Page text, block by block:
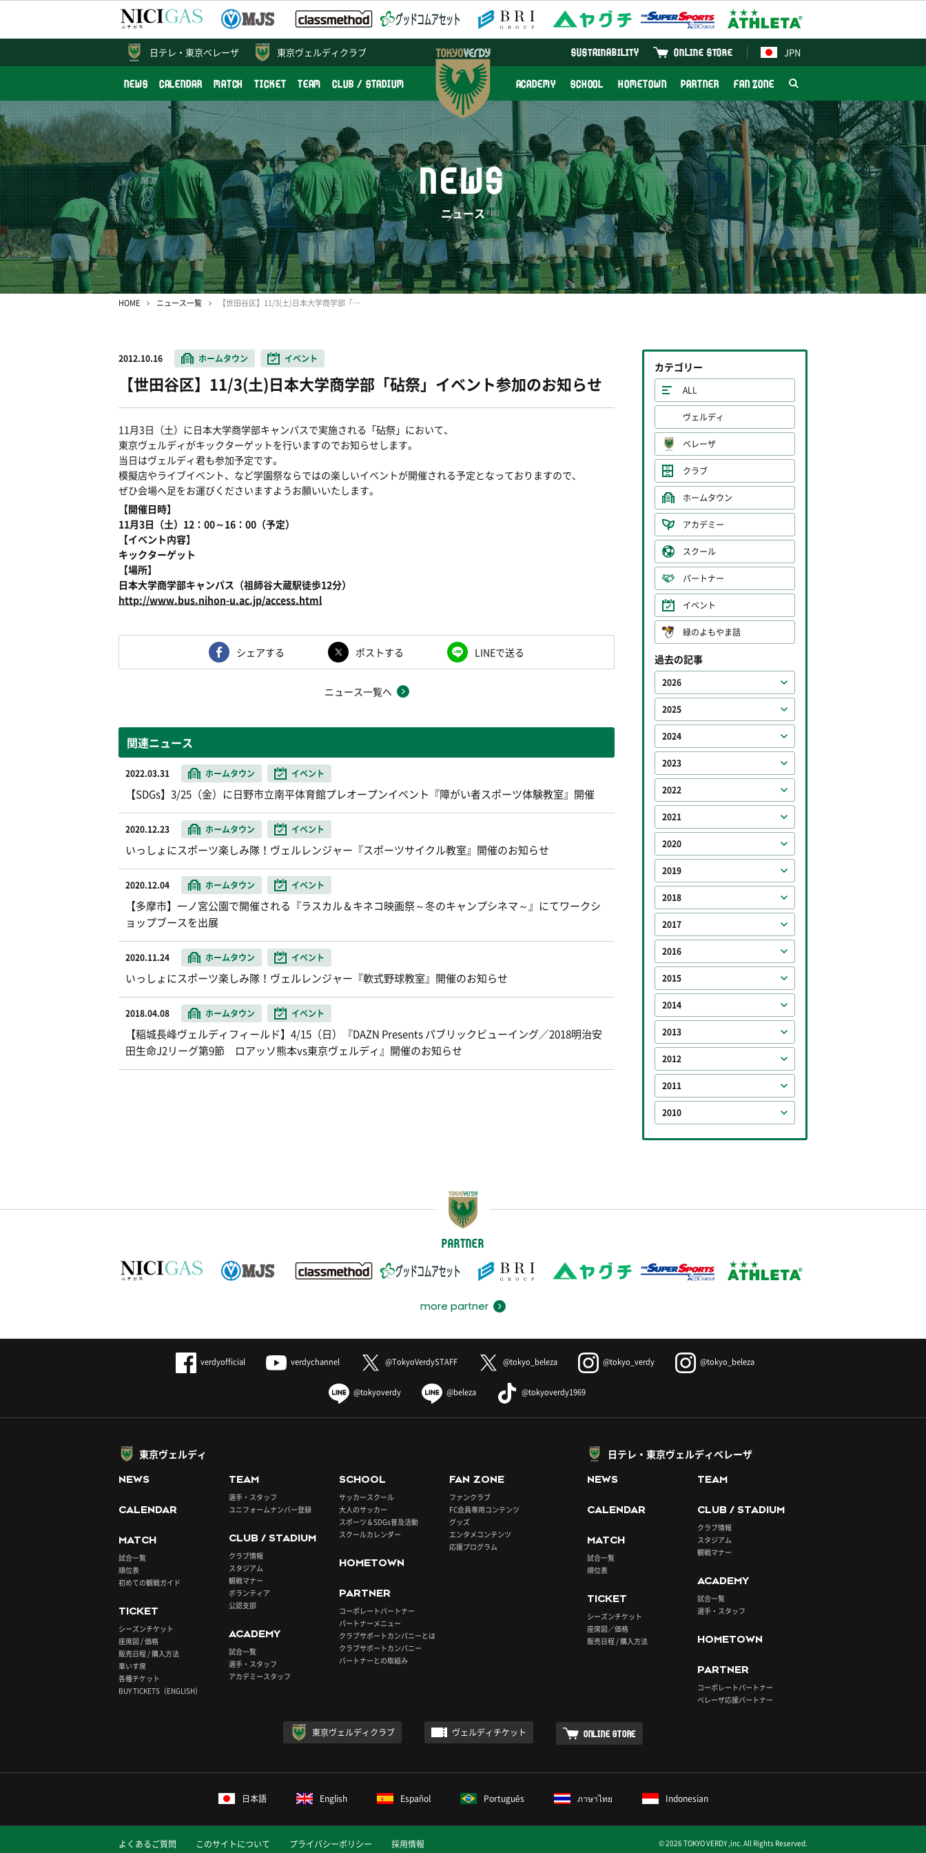
東京ヴェルディクラブ JPN
ONLINE STORE
SUSTAINABILITY
NEWS CALENDAR MATCH TICKET TEAM CLUB / STADIUM ACADEMY SCHOOL HOMETOWN PARTNER FAN ZONE
日テレ・ 東京ベレーザ
NEWS
ニュース
HOME ニュース一覧 【世田谷区】11/3(土)日本大学商学部「砧祭」イベント参加のお知らせ
2012.10.16 ホームタウン イベント
【世田谷区】11/3(土)日本大学商学部「砧祭」イベント参加のお知らせ
11月3日（土）に日本大学商学部キャンパスで実施される「砧祭」において、
東京ヴェルディがキックターゲットを行いますのでお知らせします。
当日はヴェルディ君も参加予定です。
模擬店やライブイベント、など学園祭ならではの楽しいイベントが開催される予定となっておりますので、
ぜひ会場へ足をお運びくださいますようお願いいたします。
【開催日時】
11月3日（土）12：00～16：00（予定）
【イベント内容】
キックターゲット
【場所】
日本大学商学部キャンパス（祖師谷大蔵駅徒歩12分）
http://www.bus.nihon-u.ac.jp/access.html
シェアする ポストする LINEで送る
ニュース一覧へ
関連ニュース
2022.03.31 ホームタウン イベント
【SDGs】3/25（金）に日野市立南平体育館プレオープンイベント『障がい者スポーツ体験教室』開催
2020.12.23 ホームタウン イベント
いっしょにスポーツ楽しみ隊！ヴェルレンジャー『スポーツサイクル教室』開催のお知らせ
2020.12.04 ホームタウン イベント
【多摩市】一ノ宮公園で開催される『ラスカル＆キネコ映画祭～冬のキャンプシネマ～』にてワークシ
ョップブースを出展
2020.11.24 ホームタウン イベント
いっしょにスポーツ楽しみ隊！ヴェルレンジャー『軟式野球教室』開催のお知らせ
2018.04.08 ホームタウン イベント
【稲城長峰ヴェルディフィールド】4/15（日）『DAZN Presents パブリックビューイング／2018明治安
田生命J2リーグ第9節 ロアッソ熊本vs東京ヴェルディ』開催のお知らせ
カテゴリー
ALL
ヴェルディ
ベレーザ
クラブ
ホームタウン
アカデミー
スクール
パートナー
イベント
緑のよもやま話
過去の記事
2026
2025
2024
2023
2022
2021
2020
2019
2018
2017
2016
2015
2014
2013
2012
2011
2010
PARTNER
more partner
verdyofficial verdychannel @TokyoVerdySTAFF @tokyo_beleza @tokyo_verdy @tokyo_beleza
@tokyoverdy @beleza @tokyoverdy1969
東京ヴェルディ
NEWS
CALENDAR
MATCH
試合一覧
順位表
初めての観戦ガイド
TICKET
シーズンチケット
座席図 / 価格
販売日程 / 購入方法
車いす席
各種チケット
BUY TICKETS（ENGLISH）
TEAM
選手・スタッフ
ユニフォームナンバー登録
CLUB / STADIUM
クラブ情報
スタジアム
観戦マナー
ボランティア
公認支部
ACADEMY
試合一覧
選手・スタッフ
アカデミースタッフ
SCHOOL
サッカースクール
大人のサッカー
スポーツ＆SDGs普及活動
スクールカレンダー
HOMETOWN
PARTNER
コーポレートパートナー
パートナーメニュー
クラブサポートカンパニーとは
クラブサポートカンパニー
パートナーとの取組み
FAN ZONE
ファンクラブ
FC会員専用コンテンツ
グッズ
エンタメコンテンツ
応援プログラム
日テレ・東京ヴェルディベレーザ
NEWS
CALENDAR
MATCH
試合一覧
順位表
TICKET
シーズンチケット
座席図／価格
販売日程 / 購入方法
TEAM
CLUB / STADIUM
クラブ情報
スタジアム
観戦マナー
ACADEMY
試合一覧
選手・スタッフ
HOMETOWN
PARTNER
コーポレートパートナー
ベレーザ応援パートナー
東京ヴェルディクラブ ヴェルディチケット ONLINE STORE
日本語 English Español Português ภาษาไทย Indonesian
よくあるご質問 このサイトについて プライバシーポリシー 採用情報 © 2026 TOKYO VERDY ,inc. All Rights Reserved.